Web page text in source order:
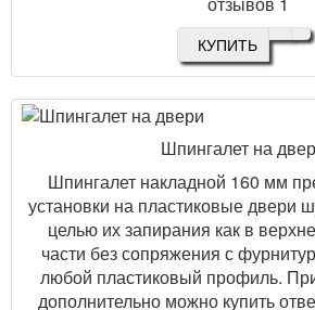
КУПИТЬ
Шпингалет на
Шпингалет накладной 160 мм
установки на пластиковые двери
целью их запирания как в
части без сопряжения с
любой пластиковый профиль.
дополнительно можно купить